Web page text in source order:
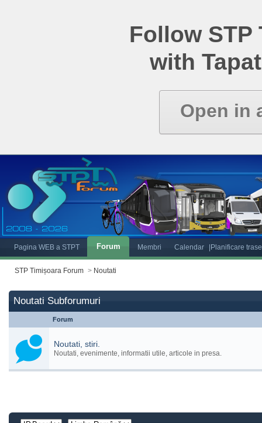
Follow STP
with
Open in
Pagina WEB a STPT Forum Membri Calendar |Planificare
STP Timișoara Forum > Noutati
Noutati Subforumuri
Forum
Noutati, stiri.
Noutati, evenimente, informatii utile, articole in presa.